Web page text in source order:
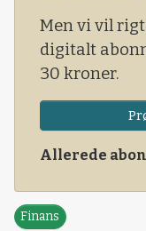
Men vi vil
digitalt
30 kroner.
Allerede
Finans